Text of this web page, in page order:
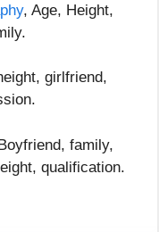
, Age, Height,
girlfriend,
family,
qualification.